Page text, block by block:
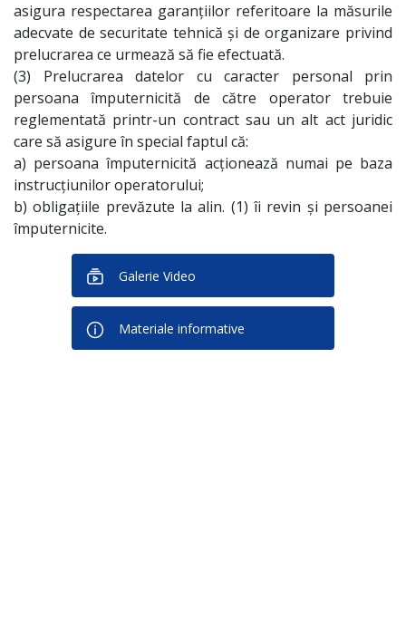
asigura respectarea garanţiilor referitoare la măsurile
adecvate de securitate tehnică şi de organizare privind
prelucrarea ce urmează să fie efectuată.
(3) Prelucrarea datelor cu caracter personal prin
persoana împuternicită de către operator trebuie
reglementată printr-un contract sau un alt act juridic
care să asigure în special faptul că:
a) persoana împuternicită acţionează numai pe baza
instrucţiunilor operatorului;
b) obligaţiile prevăzute la alin. (1) îi revin şi persoanei
împuternicite.
Galerie Video
Materiale informative